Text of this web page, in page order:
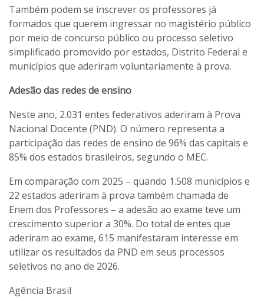
Também podem se inscrever os professores já
formados que querem ingressar no magistério público
por meio de concurso público ou processo seletivo
simplificado promovido por estados, Distrito Federal e
municípios que aderiram voluntariamente à prova.
Adesão das redes de ensino
Neste ano, 2.031 entes federativos aderiram à Prova
Nacional Docente (PND). O número representa a
participação das redes de ensino de 96% das capitais e
85% dos estados brasileiros, segundo o MEC.
Em comparação com 2025 – quando 1.508 municípios e
22 estados aderiram à prova também chamada de
Enem dos Professores – a adesão ao exame teve um
crescimento superior a 30%. Do total de entes que
aderiram ao exame, 615 manifestaram interesse em
utilizar os resultados da PND em seus processos
seletivos no ano de 2026.
Agência Brasil